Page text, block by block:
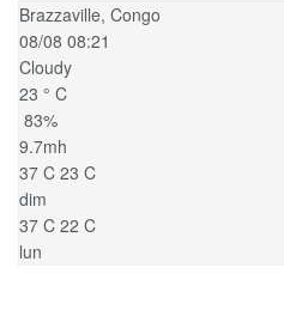
Brazzaville, Congo
08/08 08:21
Cloudy
23 ° C
83%
9.7mh
37 C 23 C
dim
37 C 22 C
lun